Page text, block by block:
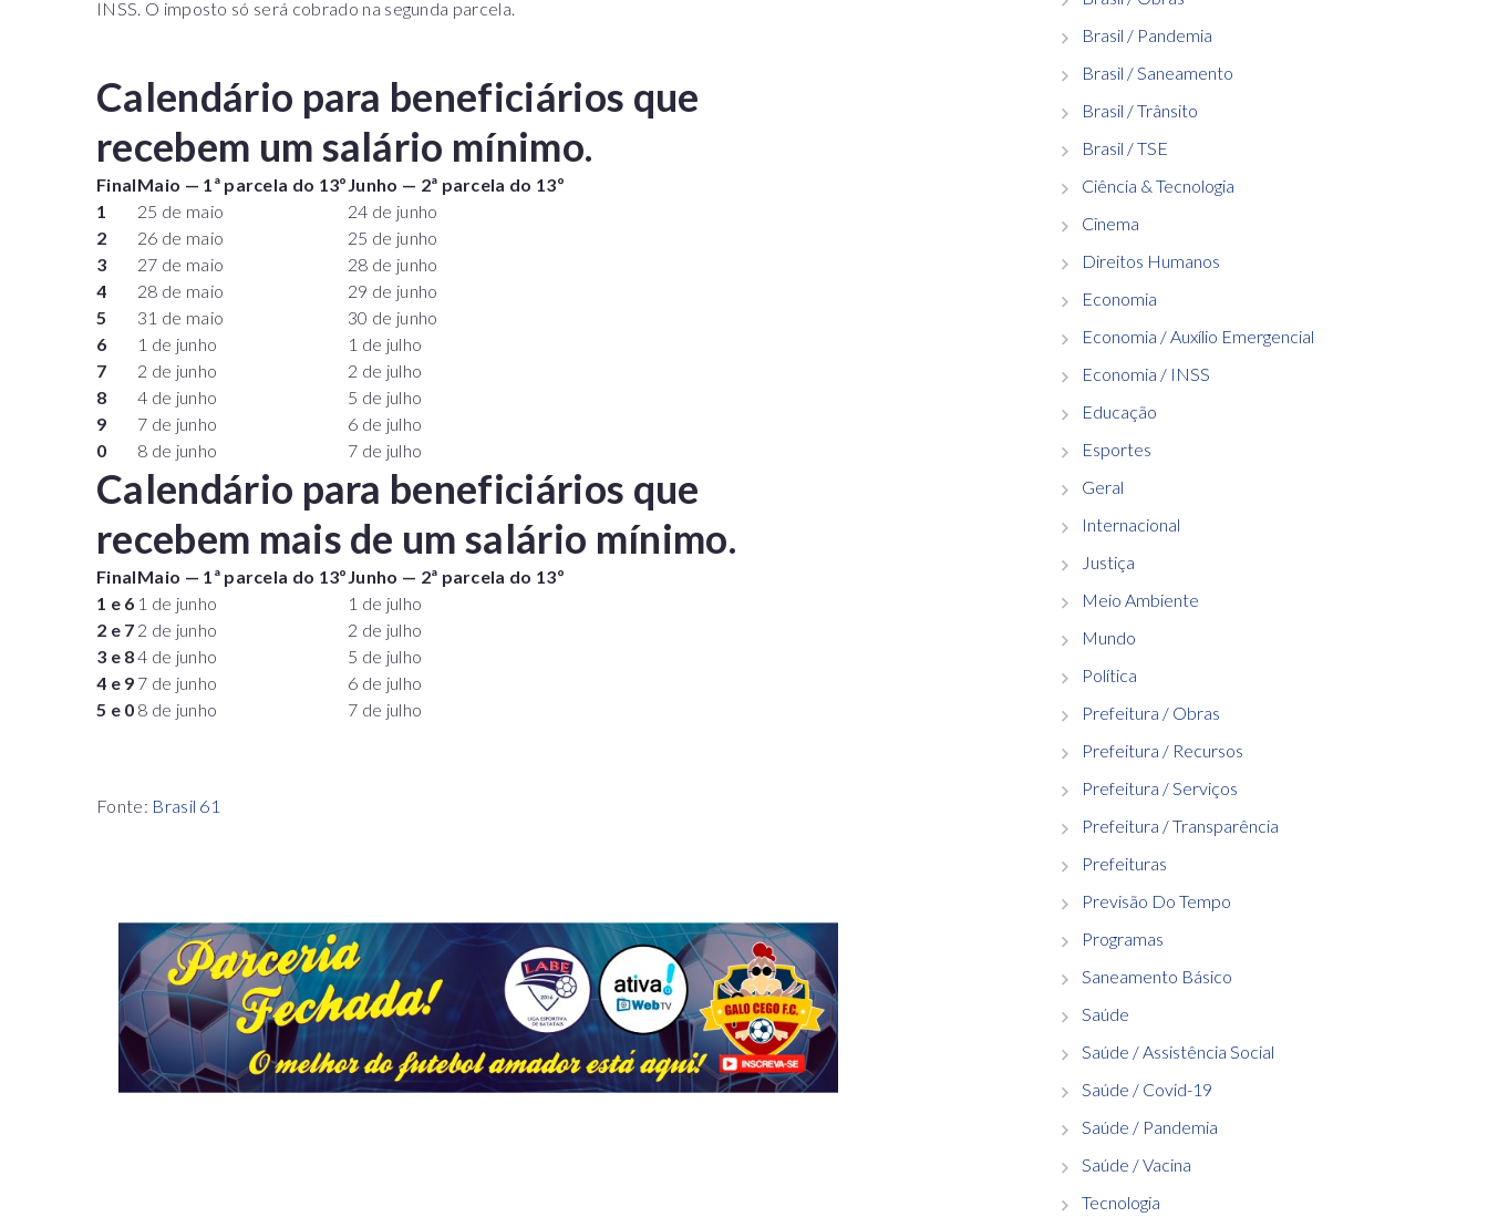
INSS. O imposto só será cobrado na segunda parcela.
Calendário para beneficiários que
recebem um salário mínimo.
FinalMaio — 1ª parcela do 13ºJunho — 2ª parcela do 13º
1
25 de maio
24 de junho
2
26 de maio
25 de junho
3
27 de maio
28 de junho
4
28 de maio
29 de junho
5
31 de maio
30 de junho
6
1 de junho
1 de julho
7
2 de junho
2 de julho
8
4 de junho
5 de julho
9
7 de junho
6 de julho
0
8 de junho 7 de julho
Calendário para beneficiários que
recebem mais de um salário mínimo.
FinalMaio — 1ª parcela do 13ºJunho — 2ª parcela do 13º
1 e 6 1 de junho
1 de julho
2 e 7 2 de junho
2 de julho
3 e 84 de junho
5 de julho
4 e 9 7 de junho
6 de julho
5 e 0 8 de junho 7 de julho
Fonte: Brasil 61
Brasil / Pandemia
Brasil / Saneamento
Brasil / Trânsito
Brasil / TSE
Ciência & Tecnologia
Cinema
Direitos Humanos
Economia
Economia / Auxílio Emergencial
Economia / INSS
Educação
Esportes
Geral
Internacional
Justiça
Meio Ambiente
Mundo
Política
Prefeitura / Obras
Prefeitura / Recursos
Prefeitura / Serviços
Prefeitura / Transparência
Prefeituras
Previsão Do Tempo
Programas
Saneamento Básico
Saúde
Saúde / Assistência Social
Saúde / Covid-19
Saúde / Pandemia
Saúde / Vacina
Tecnologia